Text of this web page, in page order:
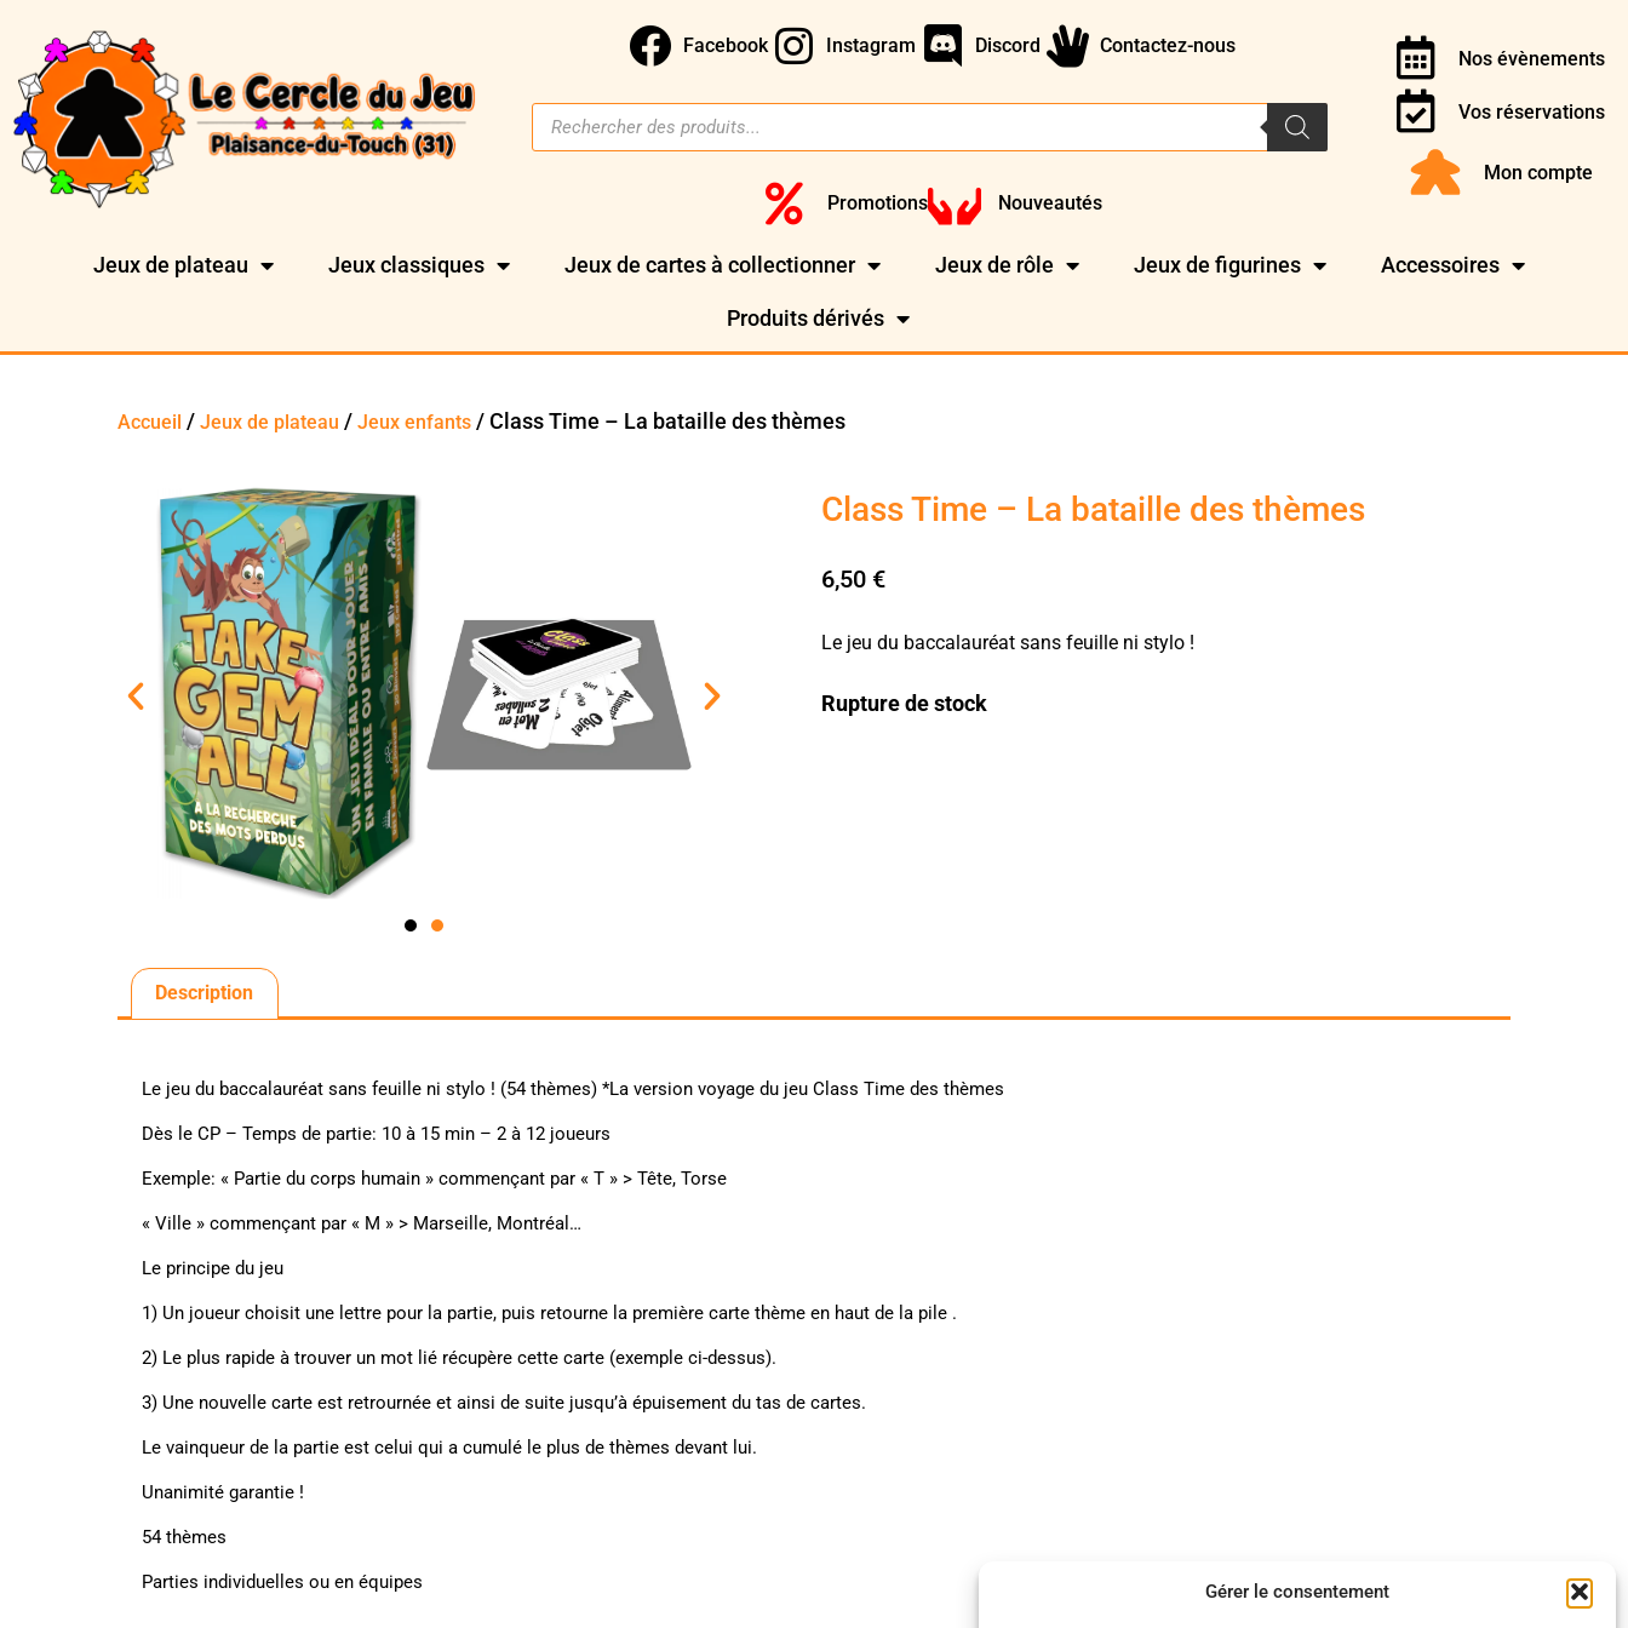
Gérer le consentement
Facebook Instagram Discord Contactez-nous
Promotions Nouveautés
Nos évènements
Vos réservations
Mon compte
Jeux de plateau Jeux classiques Jeux de cartes à collectionner Jeux de rôle Jeux de figurines Accessoires
Produits dérivés
Accueil /Jeux de plateau /Jeux enfants / Class Time – La bataille des thèmes
Class Time – La bataille des thèmes
6,50 €
Le jeu du baccalauréat sans feuille ni stylo !
Rupture de stock
Description
Le jeu du baccalauréat sans feuille ni stylo ! (54 thèmes) *La version voyage du jeu Class Time des thèmes
Dès le CP – Temps de partie: 10 à 15 min – 2 à 12 joueurs
Exemple: « Partie du corps humain » commençant par « T » > Tête, Torse
« Ville » commençant par « M » > Marseille, Montréal…
Le principe du jeu
1) Un joueur choisit une lettre pour la partie, puis retourne la première carte thème en haut de la pile .
2) Le plus rapide à trouver un mot lié récupère cette carte (exemple ci-dessus).
3) Une nouvelle carte est retrournée et ainsi de suite jusqu’à épuisement du tas de cartes.
Le vainqueur de la partie est celui qui a cumulé le plus de thèmes devant lui.
Unanimité garantie !
54 thèmes
Parties individuelles ou en équipes